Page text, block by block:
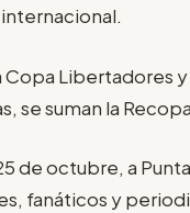
Libertadores
se suman la
de octubre, a
fanáticos y